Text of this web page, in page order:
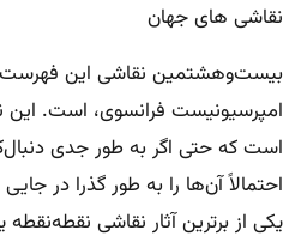
نقاشی های جهان
بیست‌وهشتمین نقاشی این فهرست
امپرسیونیست فرانسوی، است. این
است که حتی اگر به طور جدی
احتمالاً آن‌ها را به طور گذرا در
یکی از برترین آثار نقاشی